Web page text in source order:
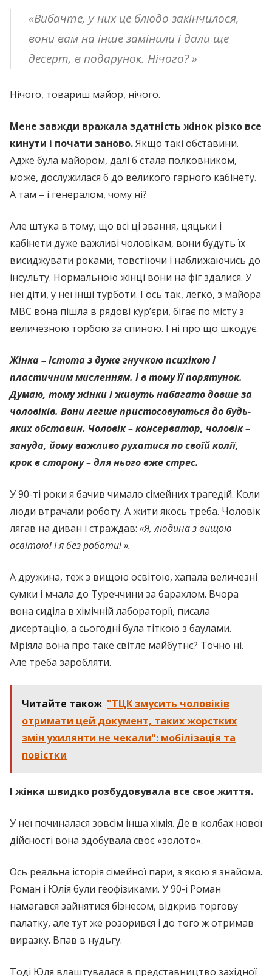
«Вибачте, у них це блюдо закінчилося,
вони вам на інше замінили і дали ще
десерт, в подарунок. Нічого? »
Нічого, товариш майор, нічого.
Мене завжди вражала здатність жінок різко все
кинути і почати заново.Якщо такі обставини.
Адже була майором, далі б стала полковником,
може, дослужилася б до великого гарного кабінету.
А там – і генералом, чому ні?
Але штука в тому, що всі ці звання, цяцьки і
кабінети дуже важливі чоловікам, вони будуть їх
висиджувати роками, товстіючи і наближаючись до
інсульту. Нормальною жінці вони на фіг здалися. У
неї діти, у неї інші турботи. І ось так, легко, з майора
МВС вона пішла в рядові кур’єри, бігає по місту з
величезною торбою за спиною. І ні про що шкодує.
Жінка – істота з дуже гнучкою психікою і
пластичним мисленням. І в тому її порятунок.
Думаю, тому жінки і живуть набагато довше за
чоловіків. Вони легше пристосовуються до будь-
яких обставин. Чоловік – консерватор, чоловік –
зануда, йому важливо рухатися по своїй колії,
крок в сторону – для нього вже стрес.
У 90-ті роки я бачив чимало сімейних трагедій. Коли
люди втрачали роботу. А жити якось треба. Чоловік
лягав на диван і страждав: «Я, людина з вищою
освітою! І я без роботи! ».
А дружина, теж з вищою освітою, хапала величезні
сумки і мчала до Туреччини за барахлом. Вчора
вона сиділа в хімічній лабораторії, писала
дисертацію, а сьогодні була тіткою з баулами.
Мріяла вона про таке світле майбутнє? Точно ні.
Але треба заробляти.
Читайте також "ТЦК змусить чоловіків
отримати цей документ, таких жорстких
змін ухилянти не чекали": мобілізація та
повістки
І жінка швидко розбудовувала все своє життя.
У неї починалася зовсім інша хімія. Де в колбах нової
дійсності вона здобувала своє «золото».
Ось реальна історія сімейної пари, з якою я знайома.
Роман і Юлія були геофізиками. У 90-і Роман
намагався зайнятися бізнесом, відкрив торгову
палатку, але тут же розорився і до того ж отримав
виразку. Впав в нудьгу.
Тоді Юля влаштувалася в представництво західної